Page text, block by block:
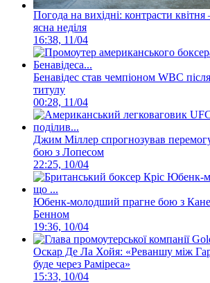
Погода на вихідні: контрасти
ясна неділя
16:38, 11/04
Бенавідес став чемпіоном WBC
титулу
00:28, 11/04
Джим Міллер спрогнозував
бою з Лопесом
22:25, 10/04
Юбенк-молодший прагне бою з
Бенном
19:36, 10/04
Оскар Де Ла Хойя: «Реваншу між
буде через Раміреса»
15:33, 10/04